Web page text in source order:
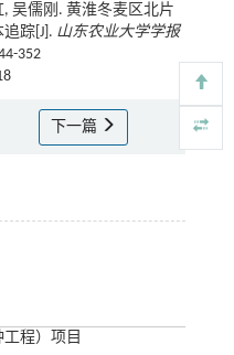
吴儒刚. 黄淮冬麦区北片
踪[J]. 山东农业大学学报
352
下一篇
程）项目